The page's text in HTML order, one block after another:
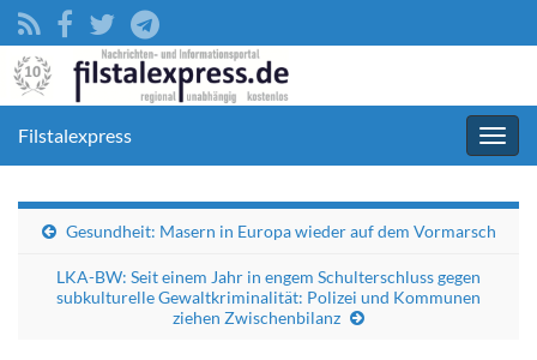
Filstalexpress
Gesundheit: Masern in Europa wieder auf dem Vormarsch
LKA-BW: Seit einem Jahr in engem Schulterschluss gegen
subkulturelle Gewaltkriminalität: Polizei und Kommunen
ziehen Zwischenbilanz